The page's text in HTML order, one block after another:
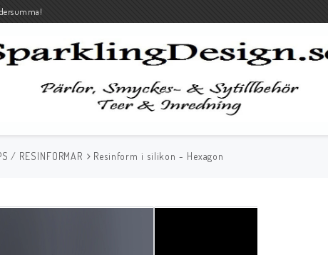
/ RESINFORMAR Resinform i silikon - Hexagon